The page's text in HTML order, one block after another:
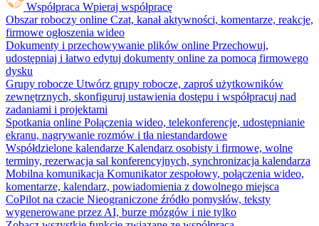
Współpraca Wpieraj współpracę
Obszar roboczy online Czat, kanał aktywności, komentarze, reakcje,
firmowe ogłoszenia wideo
Dokumenty i przechowywanie plików online Przechowuj,
udostępniaj i łatwo edytuj dokumenty online za pomocą firmowego
dysku
Grupy robocze Utwórz grupy robocze, zaproś użytkowników
zewnętrznych, skonfiguruj ustawienia dostępu i współpracuj nad
zadaniami i projektami
Spotkania online Połączenia wideo, telekonferencje, udostępnianie
ekranu, nagrywanie rozmów i tła niestandardowe
Współdzielone kalendarze Kalendarz osobisty i firmowe, wolne
terminy, rezerwacja sal konferencyjnych, synchronizacja kalendarza
Mobilna komunikacja Komunikator zespołowy, połączenia wideo,
komentarze, kalendarz, powiadomienia z dowolnego miejsca
CoPilot na czacie Nieograniczone źródło pomysłów, teksty
wygenerowane przez AI, burze mózgów i nie tylko